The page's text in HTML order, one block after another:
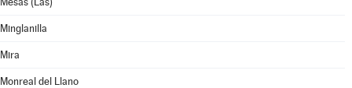
Minglanilla
Mira
Monreal del Llano